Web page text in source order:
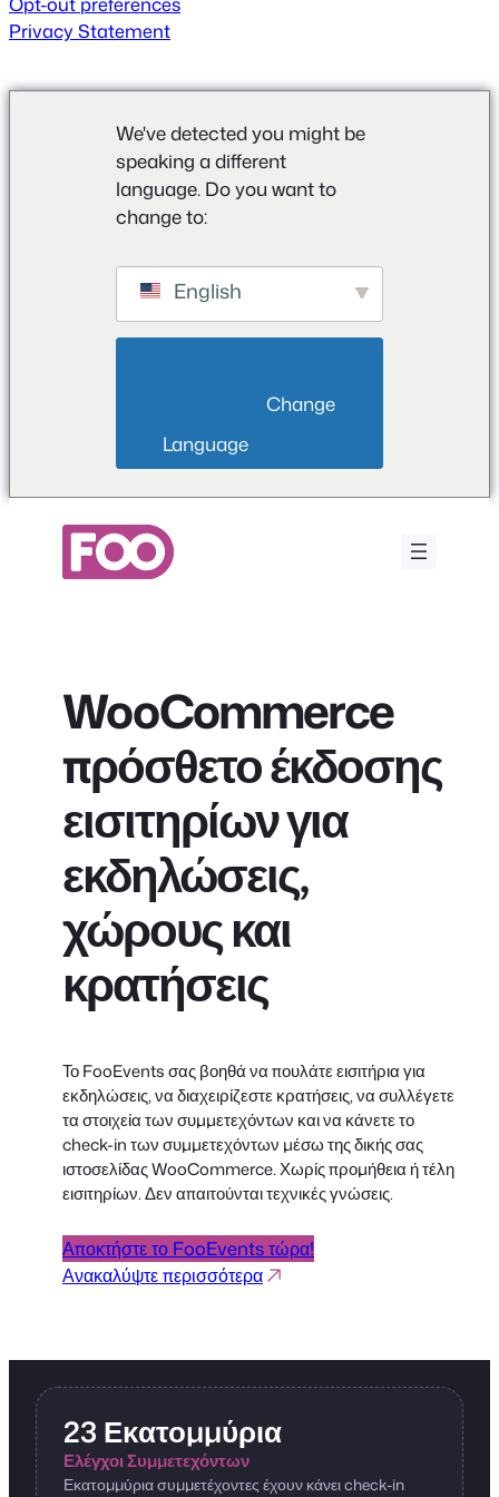
Privacy Statement
We've detected you might be
speaking a different
language. Do you want to
change to:
English
Language
Μετάβαση
περιεχόμενο
WooCommerce
πρόσθετο έκδοσης
εισιτηρίων για
εκδηλώσεις,
χώρους και
κρατήσεις
Το FooEvents σας βοηθά να πουλάτε εισιτήρια για
εκδηλώσεις, να διαχειρίζεστε κρατήσεις, να συλλέγετε
τα στοιχεία των συμμετεχόντων και να κάνετε το
check-in των συμμετεχόντων μέσω της δικής σας
ιστοσελίδας WooCommerce. Χωρίς προμήθεια ή τέλη
εισιτηρίων. Δεν απαιτούνται τεχνικές γνώσεις.
Αποκτήστε το FooEvents τώρα!
Ανακαλύψτε περισσότερα
23 Εκατομμύρια
Ελέγχοι Συμμετεχόντων
Εκατομμύρια συμμετέχοντες έχουν κάνει check-in